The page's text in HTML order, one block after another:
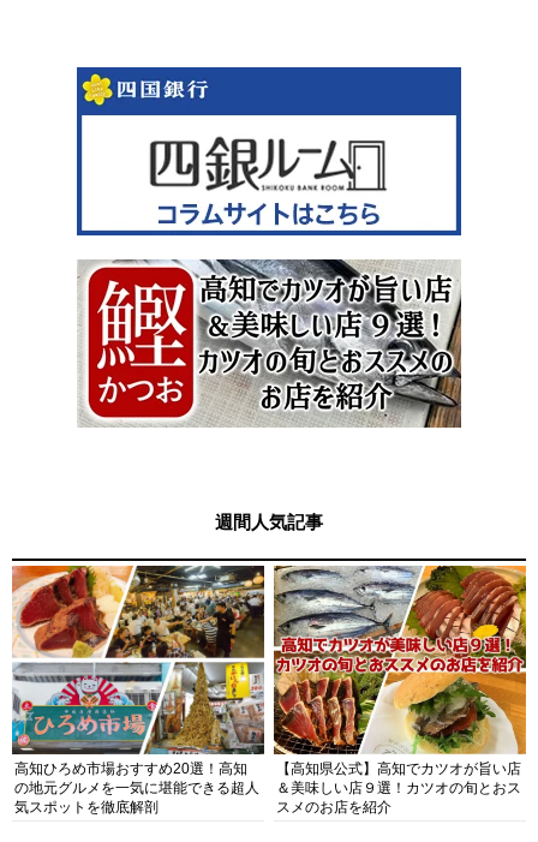
週間人気記事
高知ひろめ市場おすすめ20選！高知
の地元グルメを一気に堪能できる超人
気スポットを徹底解剖
【高知県公式】高知でカツオが旨い店
＆美味しい店９選！カツオの旬とおス
スメのお店を紹介